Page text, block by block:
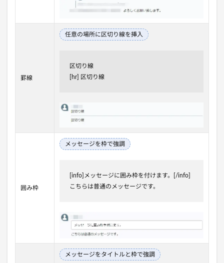
罫線
任意の場所に区切り線を挿入
区切り線
[hr] 区切り線
囲み枠
メッセージを枠で強調
[info]メッセージに囲み枠を付けます。[/info]
こちらは普通のメッセージです。
メッセージをタイトルと枠で強調